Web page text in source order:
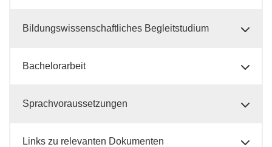
Bildungswissenschaftliches Begleitstudium
Bachelorarbeit
Sprachvoraussetzungen
Links zu relevanten Dokumenten